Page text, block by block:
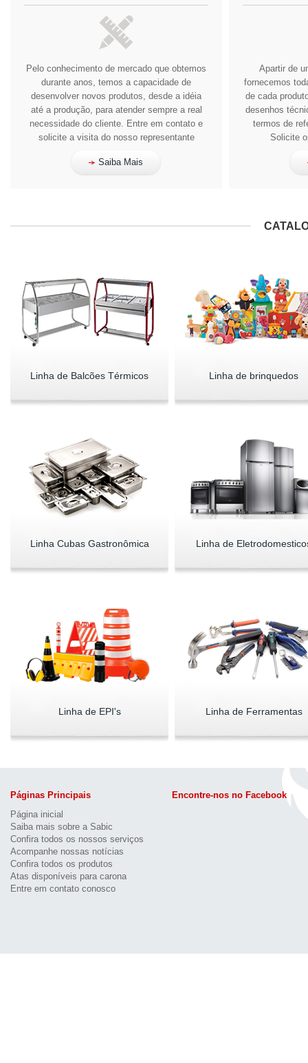
Pelo conhecimento de mercado que obtemos
durante anos, temos a capacidade de
desenvolver novos produtos, desde a idéia
até a produção, para atender sempre a real
necessidade do cliente. Entre em contato e
solicite a visita do nosso representante
Saiba Mais
Apartir de
fornecemos
de cada
desenhos
termos de
Solicite
Linha de Balcões Térmicos Linha de brinquedos
Linha Cubas Gastronômica Linha de
Linha de EPI's Linha de Ferramentas
Páginas Principais
Página inicial
Saiba mais sobre a Sabic
Confira todos os nossos serviços
Acompanhe nossas notícias
Confira todos os produtos
Atas disponíveis para carona
Entre em contato conosco
Encontre-nos no Facebook